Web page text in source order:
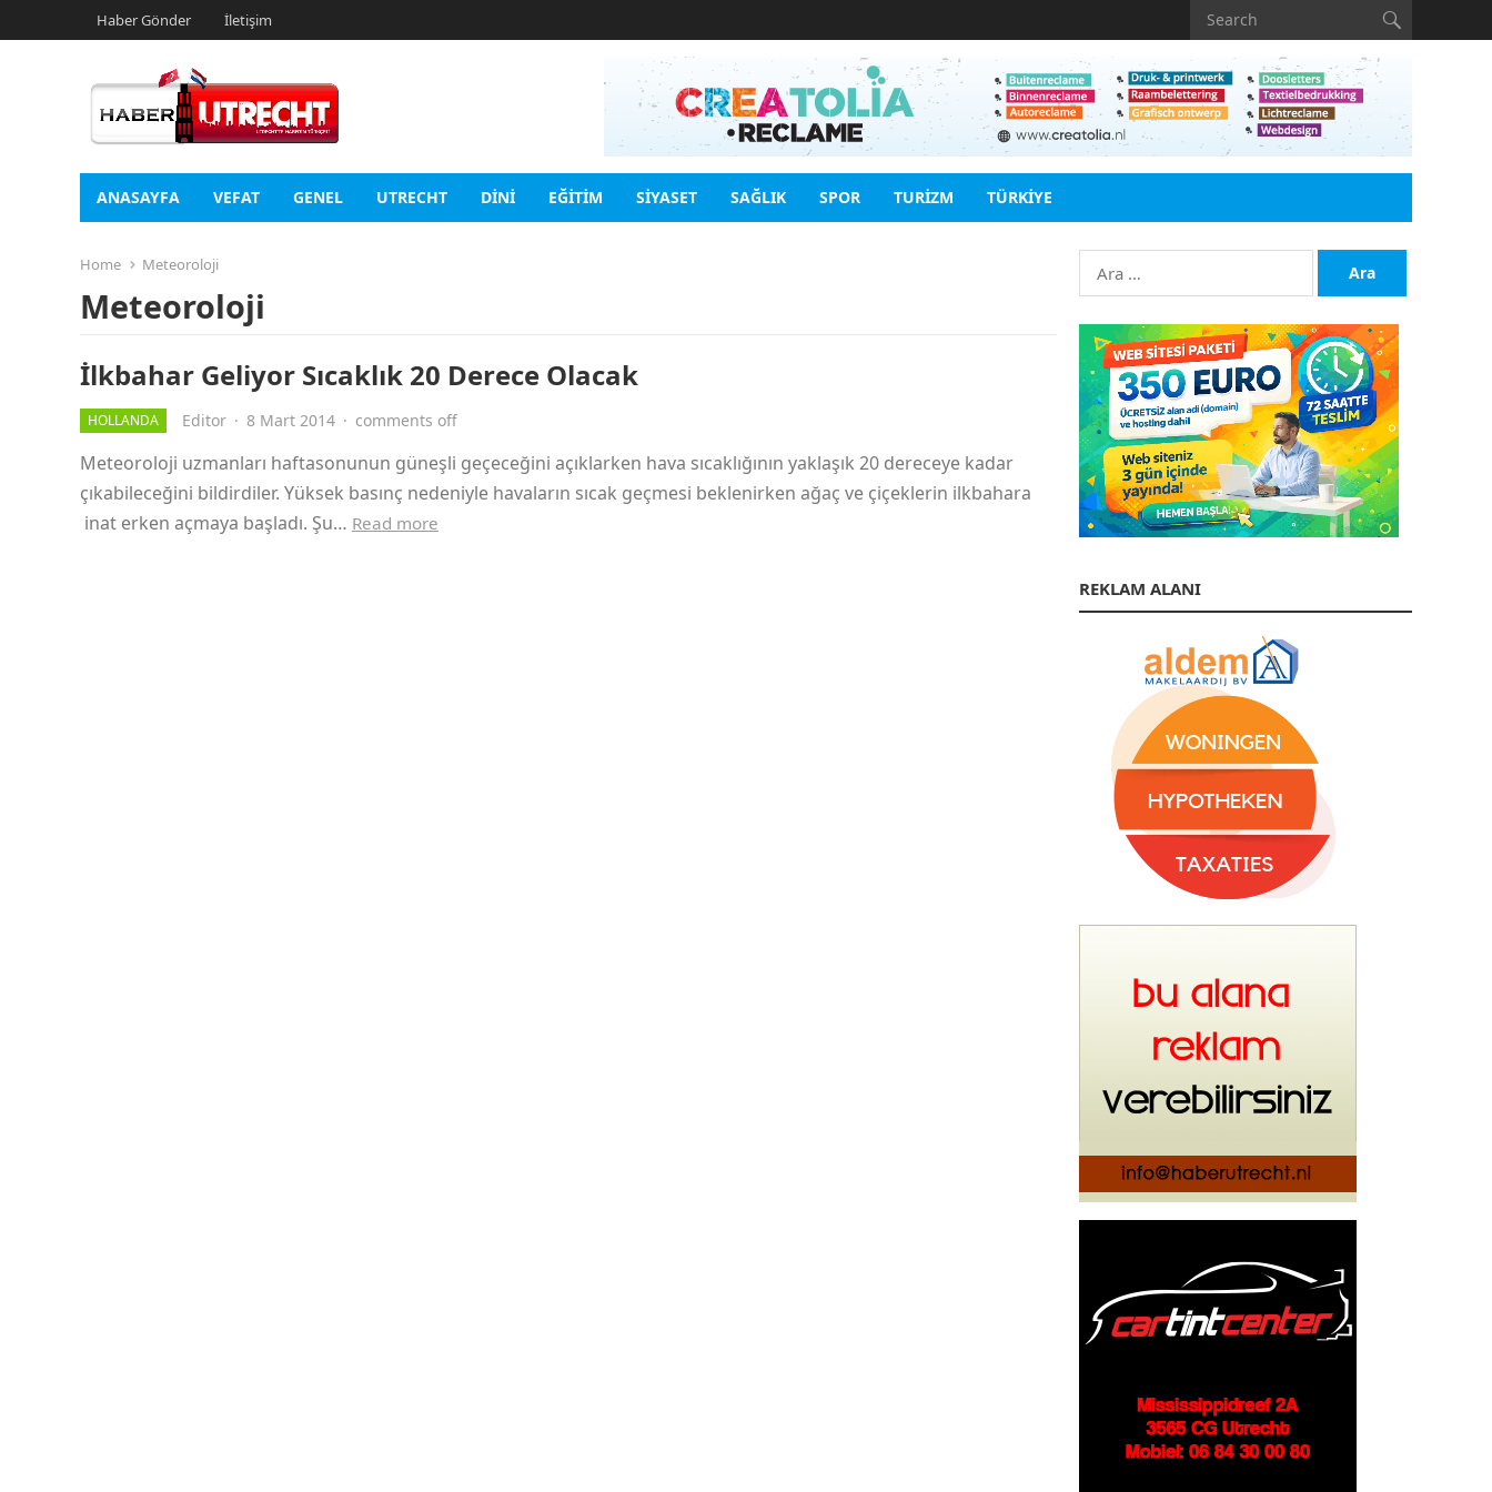
Haber Gönder İletişim
ANASAYFA VEFAT GENEL UTRECHT DINI EĞITIM SIYASET SAĞLIK SPOR TURIZM TÜRKIYE
Home Meteoroloji
Meteoroloji
İlkbahar Geliyor Sıcaklık 20 Derece Olacak
HOLLANDA Editor · 8 Mart 2014 · comments off
Meteoroloji uzmanları haftasonunun güneşli geçeceğini açıklarken hava sıcaklığının yaklaşık 20 dereceye kadar
çıkabileceğini bildirdiler. Yüksek basınç nedeniyle havaların sıcak geçmesi beklenirken ağaç ve çiçeklerin ilkbahara
inat erken açmaya başladı. Şu… Read more
Arama:
REKLAM ALANI